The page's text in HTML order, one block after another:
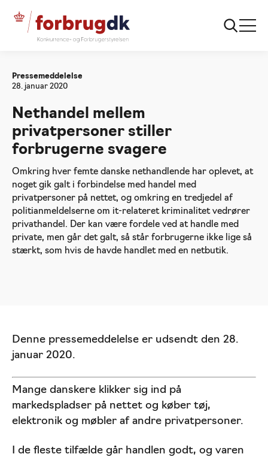
Forside
Nethandel mellem privatpersoner stiller
forbrugerne svagere
Pressemeddelelse
28. januar 2020
Nethandel mellem
privatpersoner stiller
forbrugerne svagere
Omkring hver femte danske nethandlende har oplevet, at
noget gik galt i forbindelse med handel med
privatpersoner på nettet, og omkring en tredjedel af
politianmeldelserne om it-relateret kriminalitet vedrører
privathandel. Der kan være fordele ved at handle med
private, men går det galt, så står forbrugerne ikke lige så
stærkt, som hvis de havde handlet med en netbutik.
Denne pressemeddelelse er udsendt den 28.
januar 2020.
Mange danskere klikker sig ind på
markedspladser på nettet og køber tøj,
elektronik og møbler af andre privatpersoner.
I de fleste tilfælde går handlen godt, og varen